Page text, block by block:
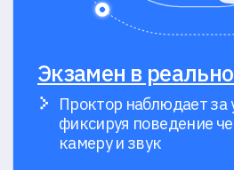
и мы свяжемся
Ваша организация
Выберите удобный способ связи*